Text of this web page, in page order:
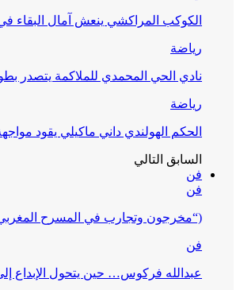
الكوكب المراكشي ينعش آمال البقاء
رياضة
نادي الحي المحمدي للملاكمة يتصدر
رياضة
الحكم الهولندي داني ماكيلي يقود
السابق التالي
فن
فن
(“مخرجون وتجارب في المسرح
فن
عبدالله فركوس… حين يتحول الإبداع